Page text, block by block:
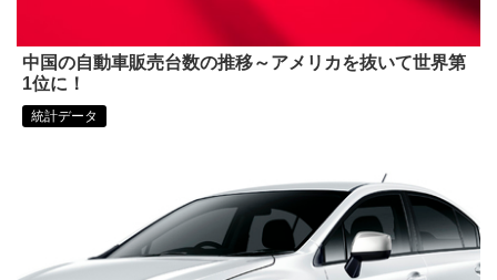
中国の自動車販売台数の推移～アメリカを抜いて世界第
1位に！
統計データ